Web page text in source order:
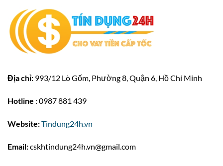
Địa chỉ: 993/12 Lò Gốm, Phường 8, Quận 6, Hồ Chí Minh
Hotline : 0987 881 439
Website:Tindung24h.vn
Email:cskhtindung24h.vn@gmail.com